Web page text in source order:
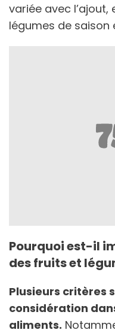
variée avec
légumes de saison
Pourquoi est-il
des fruits et
Plusieurs critères
considération
aliments.